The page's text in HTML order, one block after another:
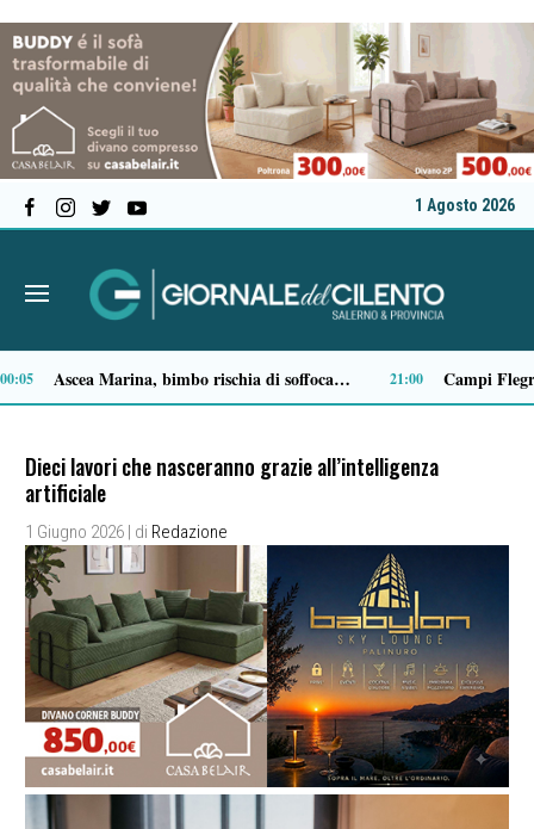
1 Agosto 2026
Milan in lutto, addio a Franco Baresi: il commosso saluto del club 13:53
Dieci lavori che nasceranno grazie all’intelligenza
artificiale
1 Giugno 2026 | di Redazione